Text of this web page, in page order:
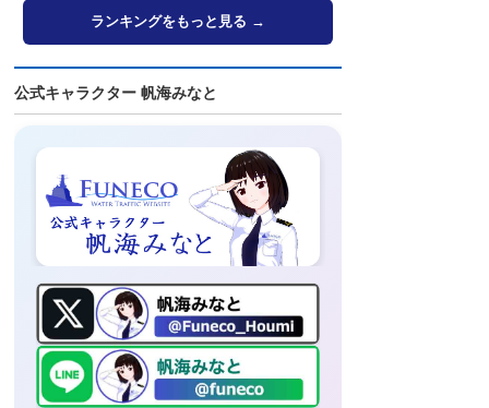
ランキングをもっと見る →
公式キャラクター 帆海みなと